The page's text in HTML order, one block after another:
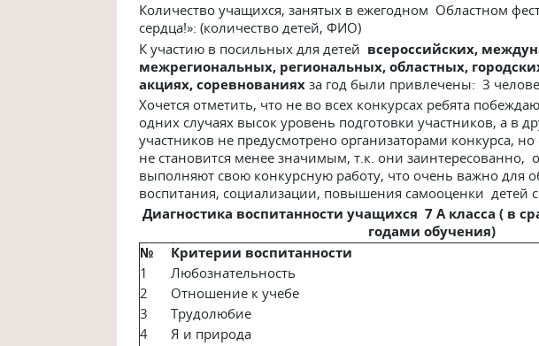
Количество учащихся, занятых в ежегодном Областном
сердца!»: (количество детей, ФИО)
К участию в посильных для детей всероссийских,
межрегиональных, региональных, областных,
акциях, соревнованиях за год были привлечены: 3
Хочется отметить, что не во всех конкурсах ребята
одних случаях высок уровень подготовки участников, а в
участников не предусмотрено организаторами конкурса, но
не становится менее значимым, т.к. они заинтересованно,
выполняют свою конкурсную работу, что очень важно для
воспитания, социализации, повышения самооценки детей
Диагностика воспитанности учащихся 7 А класса ( в
годами обучения)
№
Критерии воспитанности
1
Любознательность
2
Отношение к учебе
3
Трудолюбие
4
Я и природа